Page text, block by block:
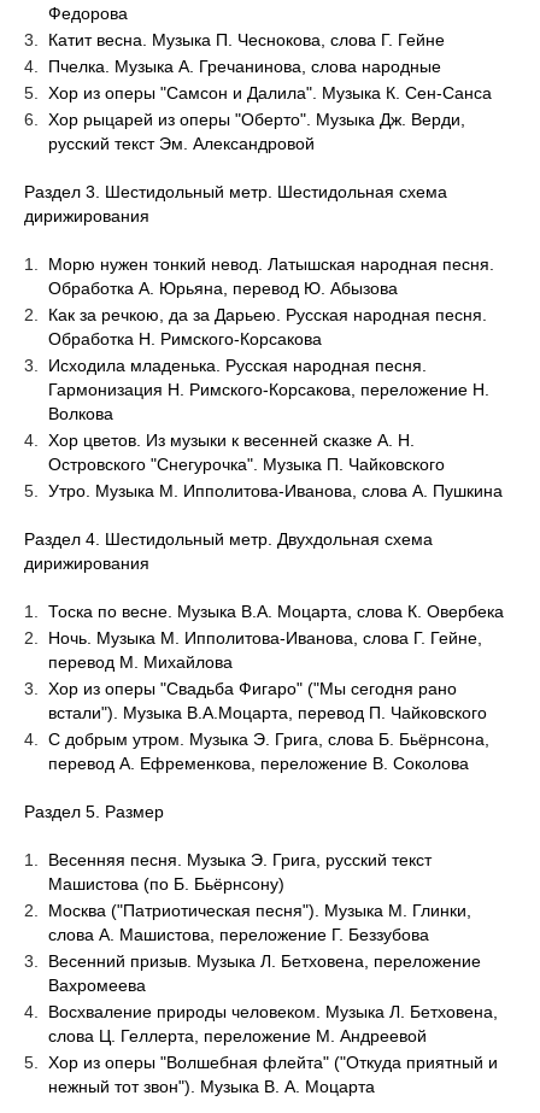
Федорова
Катит весна. Музыка П. Чеснокова, слова Г. Гейне
Пчелка. Музыка А. Гречанинова, слова народные
Хор из оперы "Самсон и Далила". Музыка К. Сен-Санса
Хор рыцарей из оперы "Оберто". Музыка Дж. Верди,
русский текст Эм. Александровой
Раздел 3. Шестидольный метр. Шестидольная схема
дирижирования
Морю нужен тонкий невод. Латышская народная песня.
Обработка А. Юрьяна, перевод Ю. Абызова
Как за речкою, да за Дарьею. Русская народная песня.
Обработка Н. Римского-Корсакова
Исходила младенька. Русская народная песня.
Гармонизация Н. Римского-Корсакова, переложение Н.
Волкова
Хор цветов. Из музыки к весенней сказке А. Н.
Островского "Снегурочка". Музыка П. Чайковского
Утро. Музыка М. Ипполитова-Иванова, слова А. Пушкина
Раздел 4. Шестидольный метр. Двухдольная схема
дирижирования
Тоска по весне. Музыка В.А. Моцарта, слова К. Овербека
Ночь. Музыка М. Ипполитова-Иванова, слова Г. Гейне,
перевод М. Михайлова
Хор из оперы "Свадьба Фигаро" ("Мы сегодня рано
встали"). Музыка В.А.Моцарта, перевод П. Чайковского
С добрым утром. Музыка Э. Грига, слова Б. Бьёрнсона,
перевод А. Ефременкова, переложение В. Соколова
Раздел 5. Размер
Весенняя песня. Музыка Э. Грига, русский текст
Машистова (по Б. Бьёрнсону)
Москва ("Патриотическая песня"). Музыка М. Глинки,
слова А. Машистова, переложение Г. Беззубова
Весенний призыв. Музыка Л. Бетховена, переложение
Вахромеева
Восхваление природы человеком. Музыка Л. Бетховена,
слова Ц. Геллерта, переложение М. Андреевой
Хор из оперы "Волшебная флейта" ("Откуда приятный и
нежный тот звон"). Музыка В. А. Моцарта